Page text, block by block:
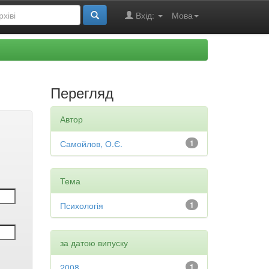
Мова
Вхід:
Перегляд
Автор
1
Самойлов, О.Є.
Тема
1
Психологія
за датою випуску
1